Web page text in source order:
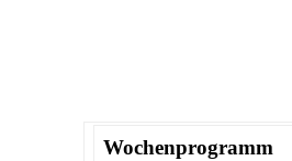
Wochenprogramm